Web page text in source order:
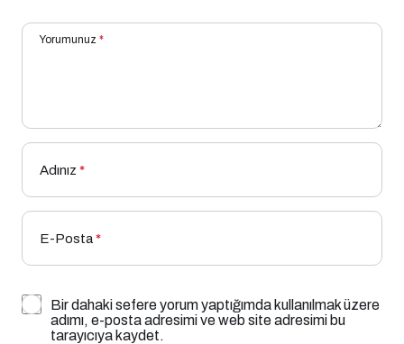
Yorumunuz *
Adınız *
E-Posta*
Bir dahaki sefere yorum yaptığımda kullanılmak üzere
adımı, e-posta adresimi ve web site adresimi bu
tarayıcıya kaydet.